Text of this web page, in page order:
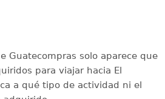
Guatecompras solo aparece que
para viajar hacia El
a qué tipo de actividad ni el